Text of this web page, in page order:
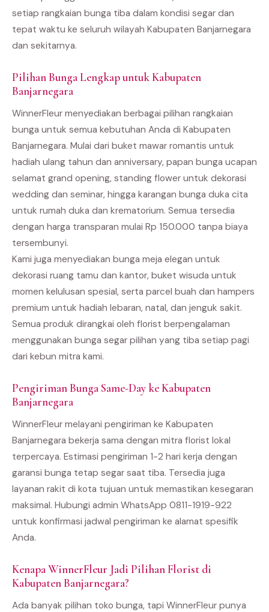
setiap rangkaian bunga tiba dalam kondisi segar dan
tepat waktu ke seluruh wilayah Kabupaten Banjarnegara
dan sekitarnya.
Pilihan Bunga Lengkap untuk Kabupaten
Banjarnegara
WinnerFleur menyediakan berbagai pilihan rangkaian
bunga untuk semua kebutuhan Anda di Kabupaten
Banjarnegara. Mulai dari buket mawar romantis untuk
hadiah ulang tahun dan anniversary, papan bunga ucapan
selamat grand opening, standing flower untuk dekorasi
wedding dan seminar, hingga karangan bunga duka cita
untuk rumah duka dan krematorium. Semua tersedia
dengan harga transparan mulai Rp 150.000 tanpa biaya
tersembunyi.
Kami juga menyediakan bunga meja elegan untuk
dekorasi ruang tamu dan kantor, buket wisuda untuk
momen kelulusan spesial, serta parcel buah dan hampers
premium untuk hadiah lebaran, natal, dan jenguk sakit.
Semua produk dirangkai oleh florist berpengalaman
menggunakan bunga segar pilihan yang tiba setiap pagi
dari kebun mitra kami.
Pengiriman Bunga Same-Day ke Kabupaten
Banjarnegara
WinnerFleur melayani pengiriman ke Kabupaten
Banjarnegara bekerja sama dengan mitra florist lokal
terpercaya. Estimasi pengiriman 1-2 hari kerja dengan
garansi bunga tetap segar saat tiba. Tersedia juga
layanan rakit di kota tujuan untuk memastikan kesegaran
maksimal. Hubungi admin WhatsApp 0811-1919-922
untuk konfirmasi jadwal pengiriman ke alamat spesifik
Anda.
Kenapa WinnerFleur Jadi Pilihan Florist di
Kabupaten Banjarnegara?
Ada banyak pilihan toko bunga, tapi WinnerFleur punya